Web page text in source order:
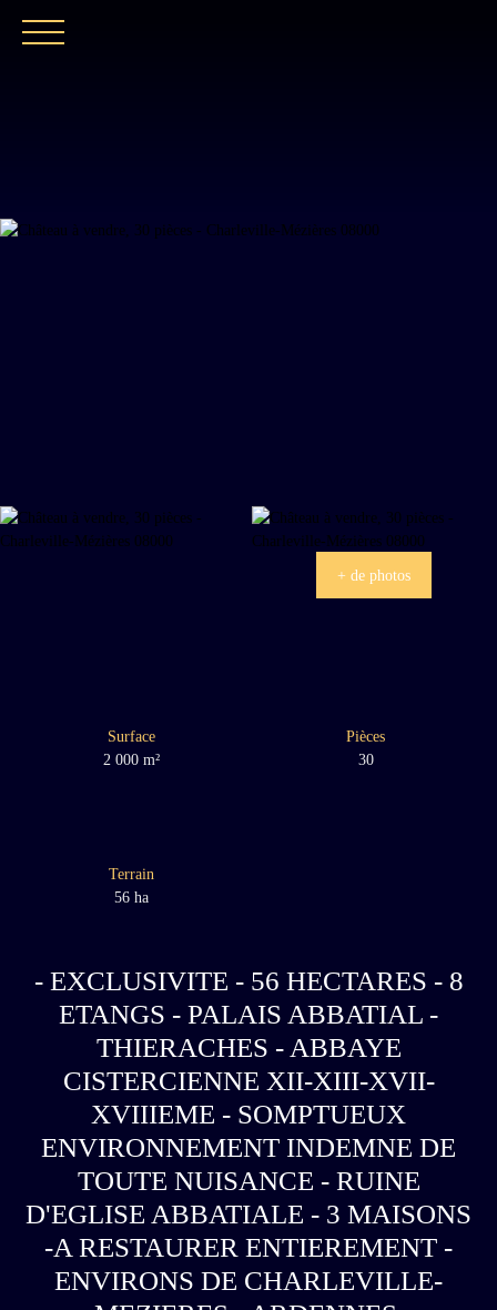
+ de photos
Surface
2 000 m²
Pièces
30
Terrain
56 ha
- EXCLUSIVITE - 56 HECTARES - 8
ETANGS - PALAIS ABBATIAL -
THIERACHES - ABBAYE
CISTERCIENNE XII-XIII-XVII-
XVIIIEME - SOMPTUEUX
ENVIRONNEMENT INDEMNE DE
TOUTE NUISANCE - RUINE
D'EGLISE ABBATIALE - 3 MAISONS
-A RESTAURER ENTIEREMENT -
ENVIRONS DE CHARLEVILLE-